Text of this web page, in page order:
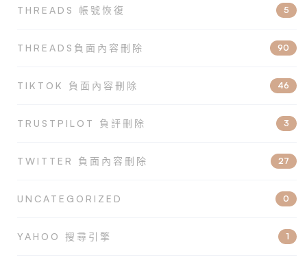
THREADS 帳號恢復 5
THREADS負面內容刪除 90
TIKTOK 負面內容刪除 46
TRUSTPILOT 負評刪除 3
TWITTER 負面內容刪除 27
UNCATEGORIZED 0
YAHOO 搜尋引擎 1